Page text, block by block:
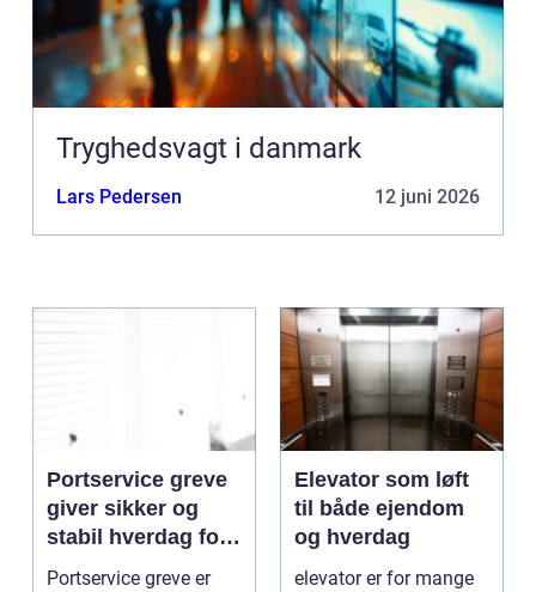
Tryghedsvagt i danmark
Lars Pedersen 12 juni 2026
Portservice greve
giver sikker og
stabil hverdag for
porte
Portservice greve er
Elevator som løft
til både ejendom
og hverdag
elevator er for mange